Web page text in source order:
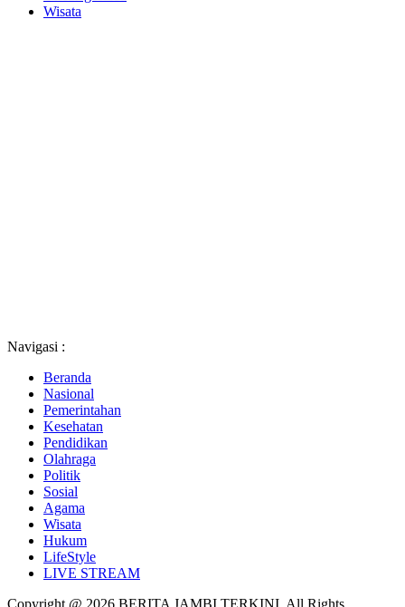
Wisata
Navigasi :
Beranda
Nasional
Pemerintahan
Kesehatan
Pendidikan
Olahraga
Politik
Sosial
Agama
Wisata
Hukum
LifeStyle
LIVE STREAM
Copyright @ 2026 BERITA JAMBI TERKINI, All Rights